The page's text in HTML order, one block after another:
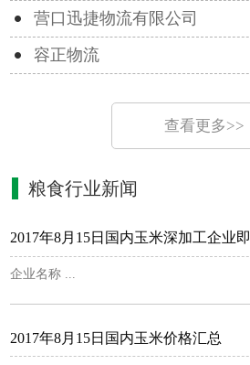
营口迅捷物流有限公司
容正物流
查看更多>>
粮食行业新闻
2017年8月15日国内玉米深加工企业即
企业名称 ...
2017年8月15日国内玉米价格汇总